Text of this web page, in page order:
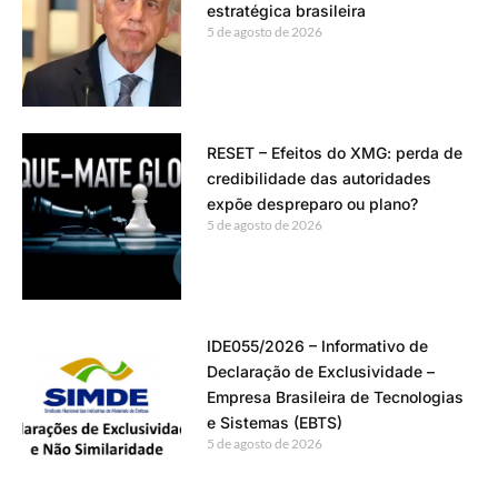
estratégica brasileira
5 de agosto de 2026
RESET – Efeitos do XMG: perda de
credibilidade das autoridades
expõe despreparo ou plano?
5 de agosto de 2026
IDE055/2026 – Informativo de
Declaração de Exclusividade –
Empresa Brasileira de Tecnologias
e Sistemas (EBTS)
5 de agosto de 2026